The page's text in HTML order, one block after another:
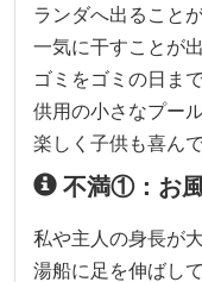
ランダへ出ること
一気に干すことが
ゴミをゴミの日ま
供用の小さなプー
楽しく子供も喜んで
不満①：お
私や主人の身長が
湯船に足を伸ばし